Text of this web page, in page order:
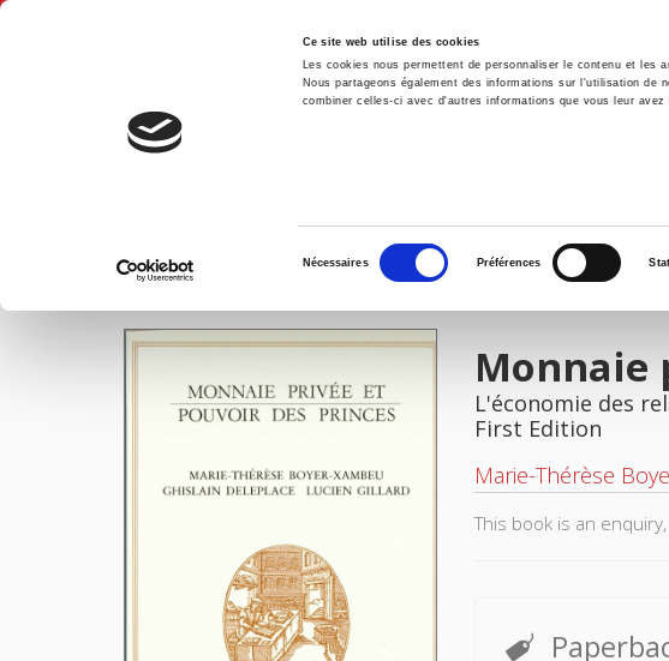
Ce site web utilise des cookies
Les cookies nous permettent de personnaliser le contenu et
Nous partageons également des informations sur l'utilisation
combiner celles-ci avec d'autres informations que vous leur
consentement
Nécessaires Préférences
Home
IMAGES
Monnaie
L'économie des
First Edition
Marie-Thérèse
This book is an